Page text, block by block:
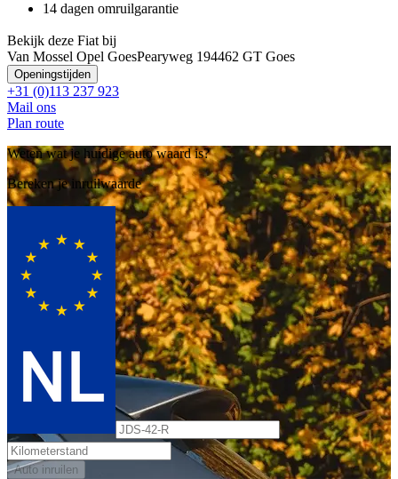
14 dagen omruilgarantie
Bekijk deze Fiat bij
Van Mossel Opel GoesPearyweg 194462 GT Goes
Openingstijden
+31 (0)113 237 923
Mail ons
Plan route
Weten wat je huidige auto waard is?
Bereken je inruilwaarde
Auto inruilen